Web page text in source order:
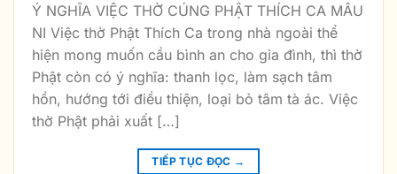
Ý NGHĨA VIỆC THỜ CÚNG PHẬT THÍCH CA MÂU
NI Việc thờ Phật Thích Ca trong nhà ngoài thể
hiện mong muốn cầu bình an cho gia đình, thì thờ
Phật còn có ý nghĩa: thanh lọc, làm sạch tâm
hồn, hướng tới điều thiện, loại bỏ tâm tà ác. Việc
thờ Phật phải xuất […]
TIẾP TỤC ĐỌC →